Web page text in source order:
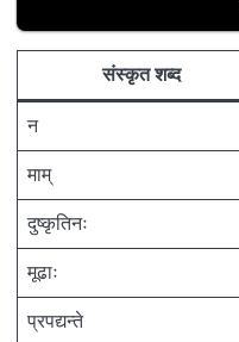
संस्कृत शब्द
न
माम्
दुष्कृतिनः
मूढाः
प्रपद्यन्ते